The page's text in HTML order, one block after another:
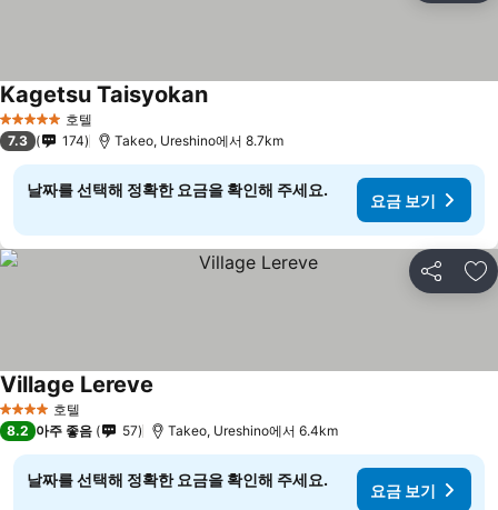
5 성급 호텔
Kagetsu Taisyokan
7.3 174 Takeo, Ureshino에서 8.7km
날짜를 선택해 정확한 요금을 확인해 주세요.
요금 보기
공유 즐
4 성급 호텔
Village Lereve
8.2 아주 좋음 57 Takeo, Ureshino에서 6.4km
날짜를 선택해 정확한 요금을 확인해 주세요.
요금 보기